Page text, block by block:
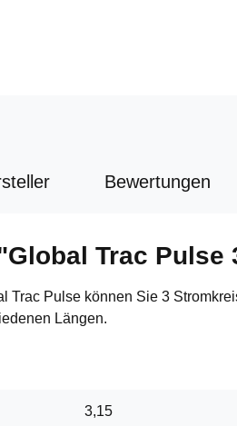
Bewertungen
Trac Pulse
Trac Pulse können Sie 3
Längen.
3,15